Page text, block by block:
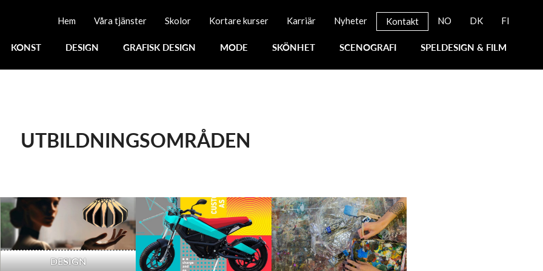
FI
DK
NO
Kontakt
Nyheter
Karriär
Kortare kurser
Skolor
Våra tjänster
Hem
SPELDESIGN & FILM
SCENOGRAFI
SKÖNHET
MODE
GRAFISK DESIGN
DESIGN
KONST
UTBILDNINGSOMRÅDEN
DESIGN